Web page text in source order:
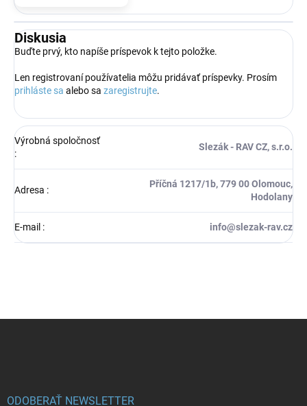
Diskusia
Buďte prvý, kto napíše príspevok k tejto položke.
Len registrovaní používatelia môžu pridávať príspevky. Prosím
prihláste sa alebo sa zaregistrujte.
Výrobná spoločnosť
:
Slezák - RAV CZ, s.r.o.
Adresa :
Příčná 1217/1b, 779 00 Olomouc,
Hodolany
E-mail : info@slezak-rav.cz
ODOBERAŤ NEWSLETTER